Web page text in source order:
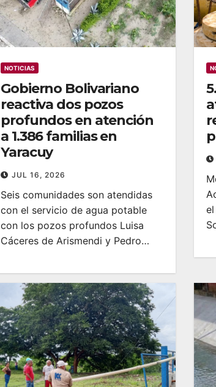
NOTICIAS
Gobierno Bolivariano
reactiva dos pozos
profundos en atención
a 1.386 familias en
Yaracuy
JUL 16, 2026
Seis comunidades son atendidas
con el servicio de agua potable
con los pozos profundos Luisa
Cáceres de Arismendi y Pedro…